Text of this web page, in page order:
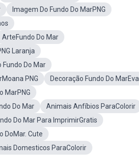
Imagem Do Fundo Do MarPNG
ArteFundo Do Mar
Laranja
Fundo Do Mar
PNG
Decoração Fundo Do MarEva
MarPNG
Do Mar
Animais Anfíbios ParaColorir
Do Mar Para ImprimirGratis
DoMar. Cute
Domesticos ParaColorir